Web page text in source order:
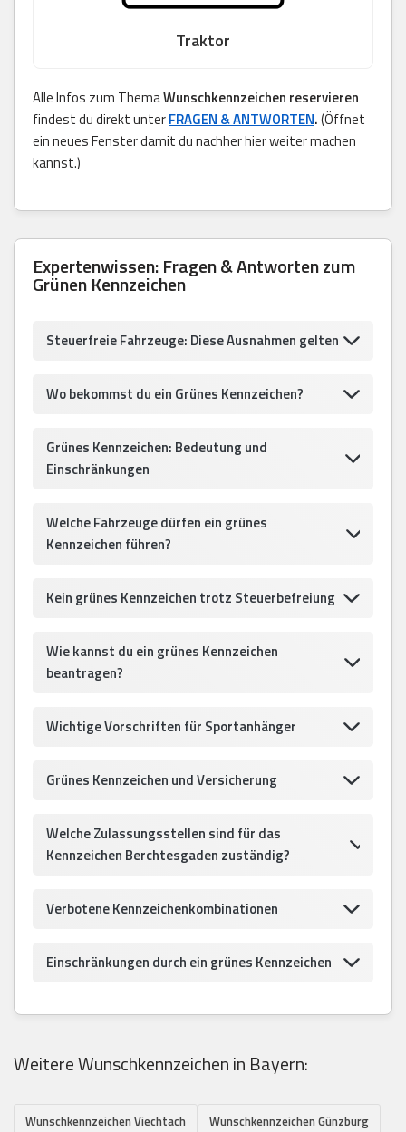
Traktor
Alle Infos zum ThemaWunschkennzeichen reservieren
findest du direkt unterFRAGEN & ANTWORTEN.(Öffnet
ein neues Fenster damit du nachher hier weiter machen
kannst.)
Expertenwissen: Fragen & Antworten zum
Grünen Kennzeichen
Steuerfreie Fahrzeuge: Diese Ausnahmen gelten
Wo bekommst du ein Grünes Kennzeichen?
Grünes Kennzeichen: Bedeutung und
Einschränkungen
Welche Fahrzeuge dürfen ein grünes
Kennzeichen führen?
Kein grünes Kennzeichen trotz Steuerbefreiung
Wie kannst du ein grünes Kennzeichen
beantragen?
Wichtige Vorschriften für Sportanhänger
Grünes Kennzeichen und Versicherung
Welche Zulassungsstellen sind für das
Kennzeichen Berchtesgaden zuständig?
Verbotene Kennzeichenkombinationen
Einschränkungen durch ein grünes Kennzeichen
Weitere Wunschkennzeichen in Bayern:
Wunschkennzeichen Viechtach
Wunschkennzeichen Günzburg